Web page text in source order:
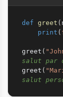
def greet (
print (
greet (
salut par
greet (
salut